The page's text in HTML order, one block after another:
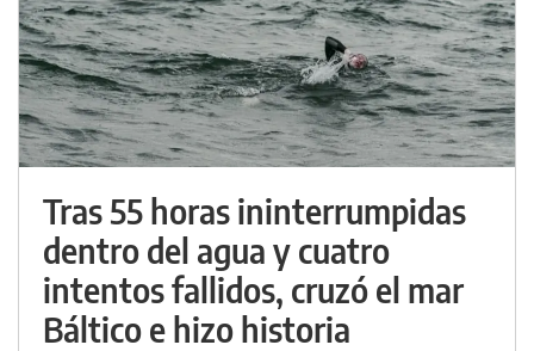
Tras 55 horas ininterrumpidas
dentro del agua y cuatro
intentos fallidos, cruzó el mar
Báltico e hizo historia